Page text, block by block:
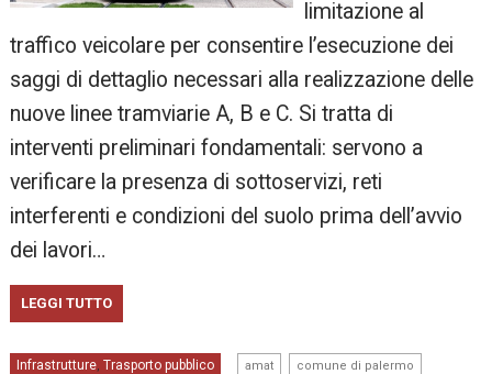
limitazione al
traffico veicolare per consentire l’esecuzione dei
saggi di dettaglio necessari alla realizzazione delle
nuove linee tramviarie A, B e C. Si tratta di
interventi preliminari fondamentali: servono a
verificare la presenza di sottoservizi, reti
interferenti e condizioni del suolo prima dell’avvio
dei lavori…
LEGGI TUTTO
Infrastrutture,Trasporto pubblico amat comune di palermo